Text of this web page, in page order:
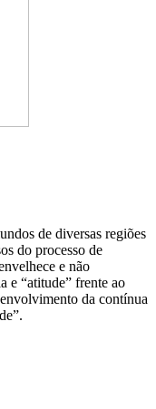
de diversas regiões
do processo de
e não
e “atitude” frente ao
da contínua